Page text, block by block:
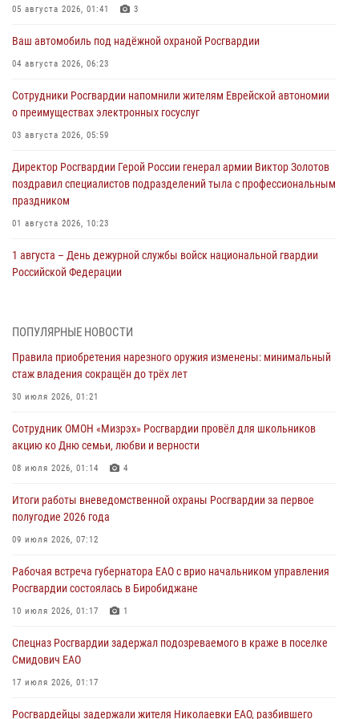
05 августа 2026, 01:41 3
Ваш автомобиль под надёжной охраной Росгвардии
04 августа 2026, 06:23
Сотрудники Росгвардии напомнили жителям Еврейской автономии
о преимуществах электронных госуслуг
03 августа 2026, 05:59
Директор Росгвардии Герой России генерал армии Виктор Золотов
поздравил специалистов подразделений тыла с профессиональным
праздником
01 августа 2026, 10:23
1 августа – День дежурной службы войск национальной гвардии
Российской Федерации
В Росгвардии вспоминают российских воинов, погибших в Первой
01 августа 2026, 10:19
Внесены изменения в правила проведения контрольного отстрела
31 июля 2026, 01:48
Правила приобретения нарезного оружия изменены: минимальный
30 июля 2026, 01:21
Росгвардейцы задержали гражданина за хулиганство и попытку
29 июля 2026, 01:05
ПОПУЛЯРНЫЕ НОВОСТИ
Правила приобретения нарезного оружия изменены: минимальный
стаж владения сокращён до трёх лет
30 июля 2026, 01:21
Сотрудник ОМОН «Мизрэх» Росгвардии провёл для школьников
акцию ко Дню семьи, любви и верности
08 июля 2026, 01:14 4
Итоги работы вневедомственной охраны Росгвардии за первое
полугодие 2026 года
09 июля 2026, 07:12
Рабочая встреча губернатора ЕАО с врио начальником управления
Росгвардии состоялась в Биробиджане
10 июля 2026, 01:17 1
Спецназ Росгвардии задержал подозреваемого в краже в поселке
Смидович ЕАО
17 июля 2026, 01:17
Росгвардейцы задержали жителя Николаевки ЕАО, разбившего